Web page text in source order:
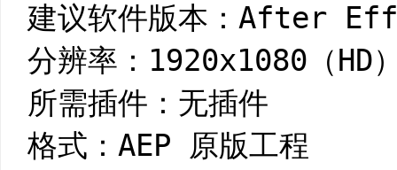
建议软件版本：After
分辨率：1920x1080（HD
所需插件：无插件
格式：AEP 原版工程